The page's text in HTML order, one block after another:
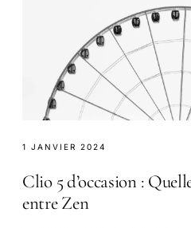
1 JANVIER 2024
Clio 5 d’occasion :
entre Zen